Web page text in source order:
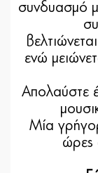
συνδυασμό
ενώ
Απολαύστε
Μία
ώρες